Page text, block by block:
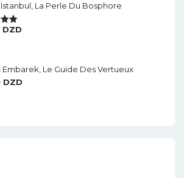
La Perle Du Bosphore
DZD
Embarek, Le Guide Des Vertueux
DZD